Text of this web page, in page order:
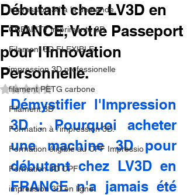
impression 3d à la demande.
CREALITY imprimante 3D
Filament 3D FLEXIBLE
impression 3D professionelle
filament PETG carbone
Filament 3D
Formation à l'impression 3D.
Formation éligible au CPF Impressio
Formation 3D CPF
impression 3D en ligne
Débutant chez LV3D en
FRANCE, Votre Passeport
pour l'Innovation
Personnelle.
Noté NaN étoiles sur 5.
Démystifier l'Impression
3D : Pourquoi acheter
une machine 3D pour
débutant chez LV3D en
FRANCE n'a jamais été